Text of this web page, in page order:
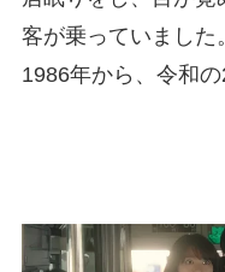
客が乗っていまし
1986年から、令和